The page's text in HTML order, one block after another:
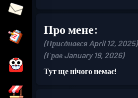
Про мене:
(Приєднався April 12, 2025)
(Грав January 19, 2026)
Тут ще нічого немає!